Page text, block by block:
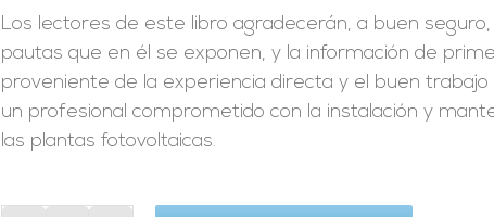
Los lectores de este libro agradecerán, a buen seguro,
pautas que en él se exponen, y la información de
proveniente de la experiencia directa y el buen
un profesional comprometido con la instalación y
las plantas fotovoltaicas.